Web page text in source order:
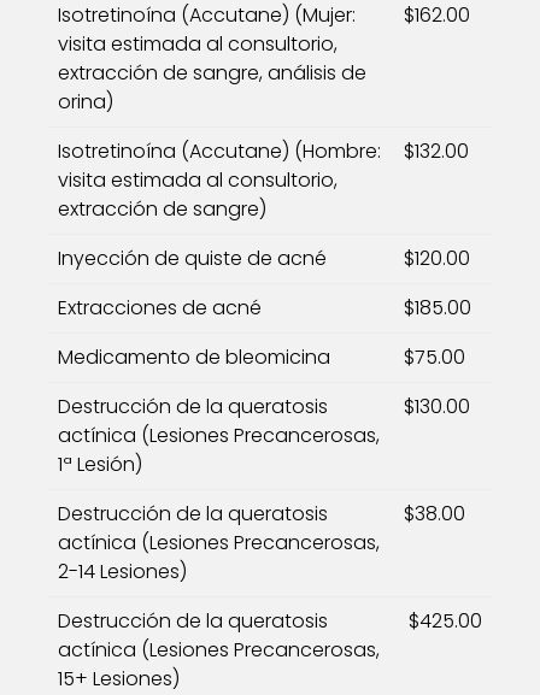
Isotretinoína (Accutane) (Mujer:
visita estimada al consultorio,
extracción de sangre, análisis de
orina)
$162.00
Isotretinoína (Accutane) (Hombre:
visita estimada al consultorio,
extracción de sangre)
$132.00
Inyección de quiste de acné
$120.00
Extracciones de acné
$185.00
Medicamento de bleomicina
$75.00
Destrucción de la queratosis
actínica (Lesiones Precancerosas,
1ª Lesión)
$130.00
Destrucción de la queratosis
actínica (Lesiones Precancerosas,
2-14 Lesiones)
$38.00
Destrucción de la queratosis
actínica (Lesiones Precancerosas,
15+ Lesiones)
$425.00